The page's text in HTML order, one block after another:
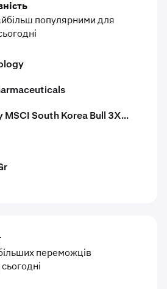
популярними для
MSCI South Korea Bull 3X...
переможців